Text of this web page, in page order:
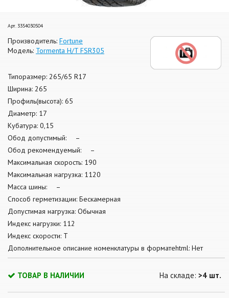
Арт. 3354030504
Производитель: Fortune
Модель: Tormenta H/T FSR305
Типоразмер: 265/65 R17
Ширина: 265
Профиль(высота): 65
Диаметр: 17
Кубатура: 0,15
Обод допустимый: –
Обод рекомендуемый: –
Максимальная скорость: 190
Максимальная нагрузка: 1120
Масса шины: –
Способ герметизации: Бескамерная
Допустимая нагрузка: Обычная
Индекс нагрузки: 112
Индекс скорости: T
Дополнительное описание номенклатуры в форматеhtml: Нет
ТОВАР В НАЛИЧИИ На складе: >4 шт.